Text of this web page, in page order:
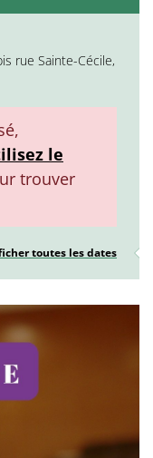
rue Sainte-Cécile,
le
trouver
toutes les dates